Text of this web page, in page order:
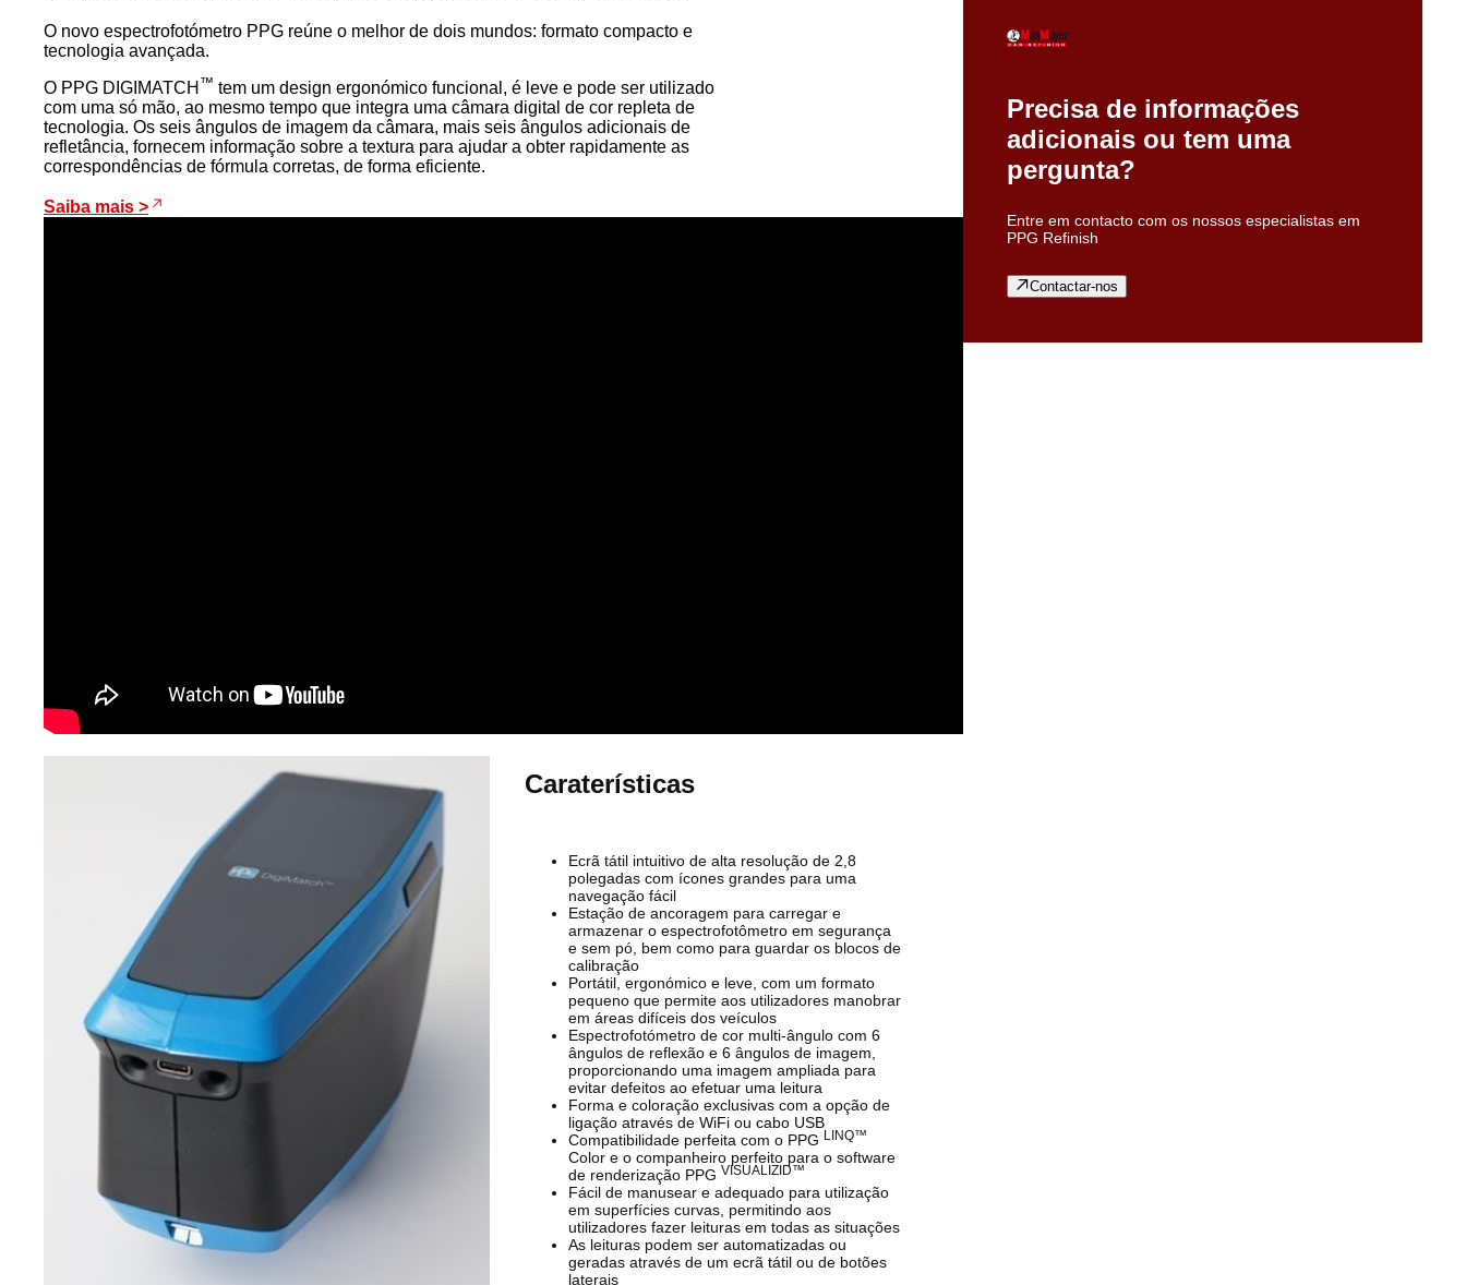
O novo espectrofotómetro PPG reúne o melhor de dois mundos: formato compacto e
tecnologia avançada.
O PPG DIGIMATCH ™ tem um design ergonómico funcional, é leve e pode ser utilizado
com uma só mão, ao mesmo tempo que integra uma câmara digital de cor repleta de
tecnologia. Os seis ângulos de imagem da câmara, mais seis ângulos adicionais de
refletância, fornecem informação sobre a textura para ajudar a obter rapidamente as
correspondências de fórmula corretas, de forma eficiente.
Saiba mais >
Caraterísticas
Ecrã tátil intuitivo de alta resolução de 2,8
polegadas com ícones grandes para uma
navegação fácil
Estação de ancoragem para carregar e
armazenar o espectrofotômetro em segurança
e sem pó, bem como para guardar os blocos de
calibração
Portátil, ergonómico e leve, com um formato
pequeno que permite aos utilizadores manobrar
em áreas difíceis dos veículos
Espectrofotómetro de cor multi-ângulo com 6
ângulos de reflexão e 6 ângulos de imagem,
proporcionando uma imagem ampliada para
evitar defeitos ao efetuar uma leitura
Forma e coloração exclusivas com a opção de
ligação através de WiFi ou cabo USB
Compatibilidade perfeita com o PPG
LINQ™
Color e o companheiro perfeito para o software
de renderização PPG VISUALIZID™
Fácil de manusear e adequado para utilização
em superfícies curvas, permitindo aos
utilizadores fazer leituras em todas as situações
As leituras podem ser automatizadas ou
geradas através de um ecrã tátil ou de botões
laterais
Precisa de informações
adicionais ou tem uma
pergunta?
Entre em contacto com os nossos especialistas em
PPG Refinish
Contactar-nos